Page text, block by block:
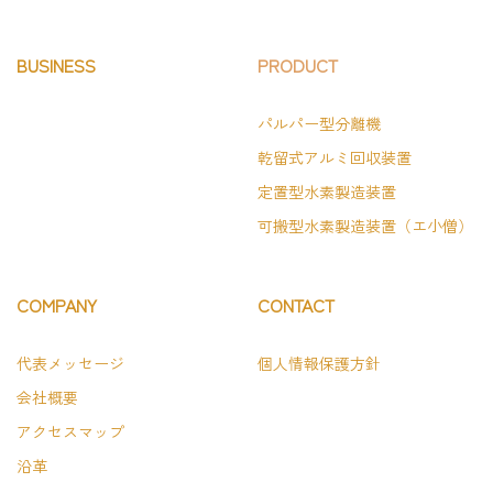
BUSINESS PRODUCT
パルパー型分離機
乾留式アルミ回収装置
定置型水素製造装置
可搬型水素製造装置（エ小僧）
COMPANY
代表メッセージ
会社概要
アクセスマップ
沿革
CONTACT
個人情報保護方針